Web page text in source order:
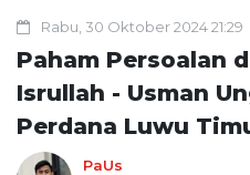
Rabu, 30 Oktober 2024 21:29
Paham Persoalan
Isrullah - Usman
Perdana Luwu
PaUs